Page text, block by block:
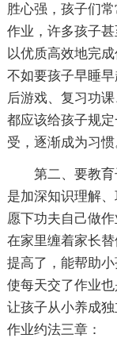
胜心强，孩子们
作业，许多孩子
以优质高效地完
不如要孩子早睡
后游戏、复习功
都应该给孩子规
受，逐渐成为习惯
第二、要教育
是加深知识理解
愿下功夫自己做
在家里缠着家长
提高了，能帮助
使每天交了作业
让孩子从小养成
作业约法三章：